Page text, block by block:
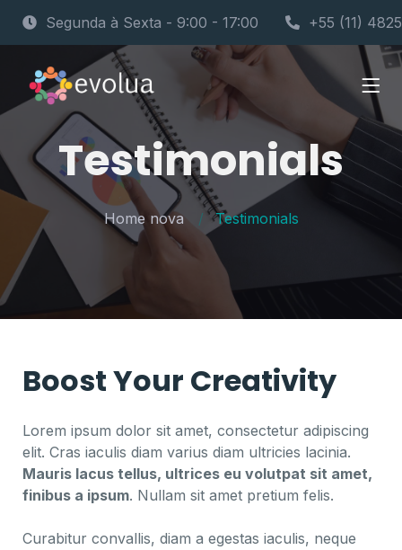
Segunda à Sexta - 9:00 - 17:00 +55 (11)
Testimonials
Home nova Testimonials
Boost Your Creativity
Lorem ipsum dolor sit amet, consectetur adipiscing
elit. Cras iaculis diam varius diam ultricies lacinia.
Mauris lacus tellus, ultrices eu volutpat sit amet,
finibus a ipsum. Nullam sit amet pretium felis.
Curabitur convallis, diam a egestas iaculis, neque